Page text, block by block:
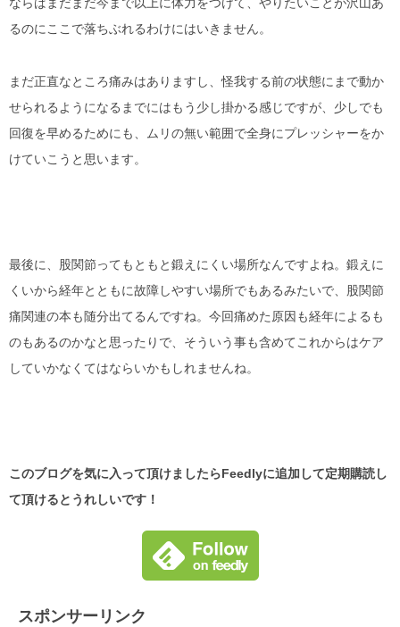
るのにここで落ちぶれるわけにはいきません。
まだ正直なところ痛みはありますし、怪我する前の状態にまで動か
せられるようになるまでにはもう少し掛かる感じですが、少しでも
回復を早めるためにも、ムリの無い範囲で全身にプレッシャーをか
けていこうと思います。
最後に、股関節ってもともと鍛えにくい場所なんですよね。鍛えに
くいから経年とともに故障しやすい場所でもあるみたいで、股関節
痛関連の本も随分出てるんですね。今回痛めた原因も経年によるも
のもあるのかなと思ったりで、そういう事も含めてこれからはケア
していかなくてはならいかもしれませんね。
このブログを気に入って頂けましたらFeedlyに追加して定期購読し
て頂けるとうれしいです！
スポンサーリンク